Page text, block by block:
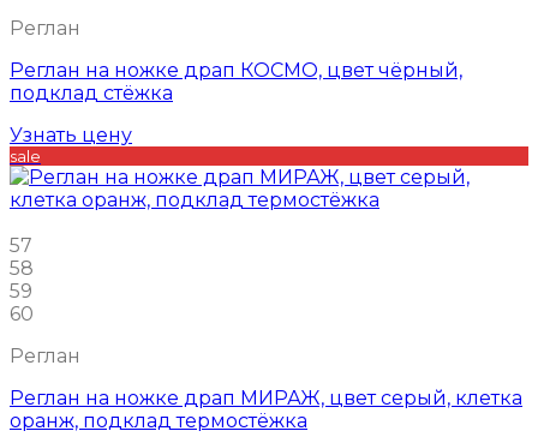
Реглан
Реглан на ножке драп КОСМО, цвет чёрный,
подклад стёжка
Узнать цену
sale
57
58
59
60
Реглан
Реглан на ножке драп МИРАЖ, цвет серый, клетка
оранж, подклад термостёжка